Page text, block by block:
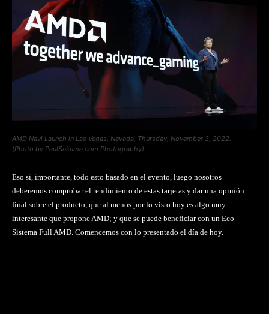
AMD Navi Launch in Las Vegas, Nevada, Thursday, November 3, 2022.
(Photo by PaulSakuma.com Photography)
Eso si, importante, todo esto basado en el evento, luego nosotros
deberemos comprobar el rendimiento de estas tarjetas y dar una opinión
final sobre el producto, que al menos por lo visto hoy es algo muy
interesante que propone AMD; y que se puede beneficiar con un Eco
Sistema Full AMD. Comencemos con lo presentado el día de hoy.